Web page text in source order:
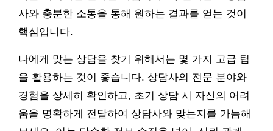
사와 충분한 소통을 통해 원하는 결과를 얻는 것이
핵심입니다.
나에게 맞는 상담을 찾기 위해서는 몇 가지 고급 팁
을 활용하는 것이 좋습니다. 상담사의 전문 분야와
경험을 상세히 확인하고, 초기 상담 시 자신의 어려
움을 명확하게 전달하여 상담사와 맞는지를 가늠해